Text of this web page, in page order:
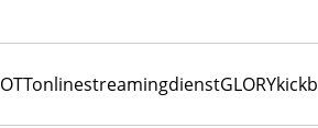
OTTonlinestreamingdienstGLORY